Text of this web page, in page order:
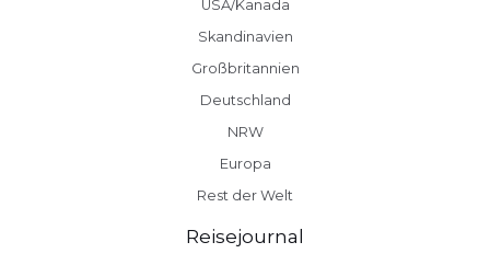
USA/Kanada
Skandinavien
Großbritannien
Deutschland
NRW
Europa
Rest der Welt
Reisejournal